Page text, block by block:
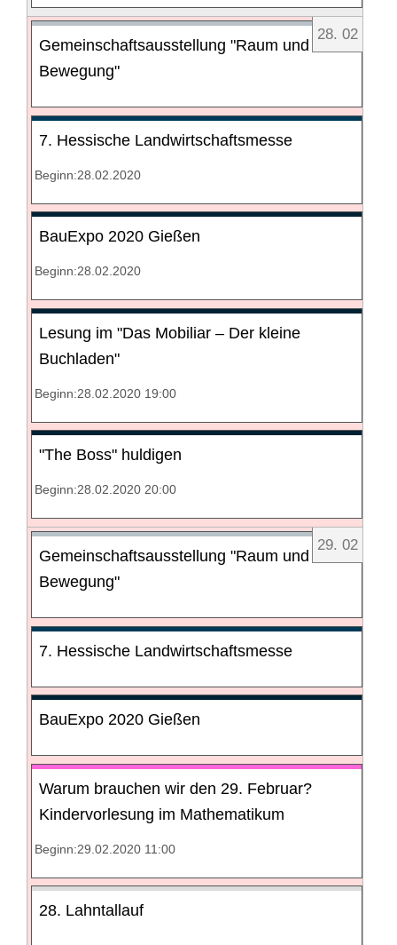
28. 02
Gemeinschaftsausstellung "Raum und
Bewegung"
7. Hessische Landwirtschaftsmesse
Beginn:28.02.2020
BauExpo 2020 Gießen
Beginn:28.02.2020
Lesung im "Das Mobiliar – Der kleine
Buchladen"
Beginn:28.02.2020 19:00
"The Boss" huldigen
Beginn:28.02.2020 20:00
29. 02
Gemeinschaftsausstellung "Raum und
Bewegung"
7. Hessische Landwirtschaftsmesse
BauExpo 2020 Gießen
Warum brauchen wir den 29. Februar?
Kindervorlesung im Mathematikum
Beginn:29.02.2020 11:00
28. Lahntallauf